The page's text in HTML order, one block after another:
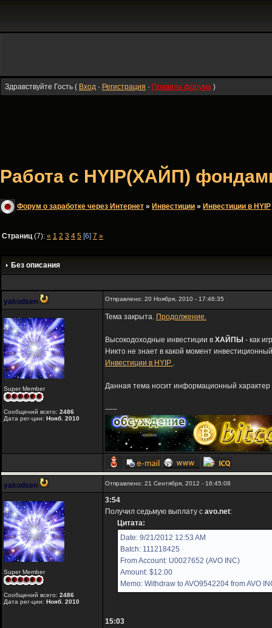
Здравствуйте Гость ( Вход · Регистрация · Правила форума )
Работа с HYIP(ХАЙП)
Форум о заработке через Интернет » Инвестиции » Инвестиции в HYIP
Страниц(7): « 1 2 3 4 5 [6] 7 »
Без описания
yakodsen Отправлено: 20 Ноября, 2010 - 17:46:35
Super Member
Сообщений всего: 2486
Дата рег-ции: Нояб. 2010
Тема закрыта. Продолжение.
Высокодоходные инвестиции в ХАЙПЫ - как
Никто не знает в какой момент
Инвестиции в HYIP .
Данная тема носит информационный характер
-----
yakodsen Отправлено: 21 Сентября, 2012 - 16:45:08
Super Member
Сообщений всего: 2486
Дата рег-ции: Нояб. 2010
3:54
Получил седьмую выплату с avo.net:
Цитата:
Date: 9/21/2012 12:53 AM
Batch: 111218425
From Account: U0027652 (AVO INC)
Amount: $12.00
Memo: Withdraw to AVO9542204 from AVO
15:03